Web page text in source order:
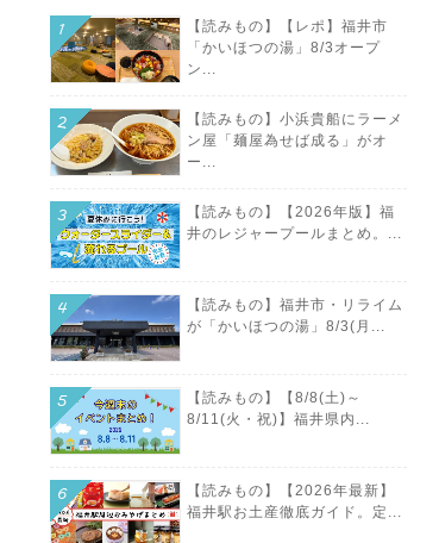
【読みもの】【レポ】福井市
「かいほつの湯」8/3オープ
ン...
【読みもの】小浜貴船にラーメ
ン屋「麺屋為せば成る」がオ
ー...
【読みもの】【2026年版】福
井のレジャープールまとめ。...
【読みもの】福井市・リライム
が「かいほつの湯」8/3(月...
【読みもの】【8/8(土)～
8/11(火・祝)】福井県内...
【読みもの】【2026年最新】
福井駅お土産徹底ガイド。定...